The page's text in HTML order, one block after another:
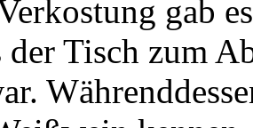
gab
der Tisch zum